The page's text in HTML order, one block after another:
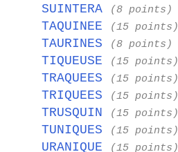
SUINTERA (8 points)
TAQUINEE (15 points)
TAURINES (8 points)
TIQUEUSE (15 points)
TRAQUEES (15 points)
TRIQUEES (15 points)
TRUSQUIN (15 points)
TUNIQUES (15 points)
URANIQUE (15 points)